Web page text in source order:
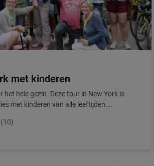
met kinderen
het hele gezin. Deze tour in New York is
met kinderen van alle leeftijden.
(10)